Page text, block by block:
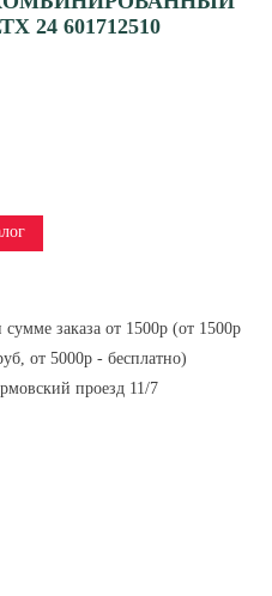
24 601712510
заказа от 1500р (от 1500р
от 5000р - бесплатно)
проезд 11/7